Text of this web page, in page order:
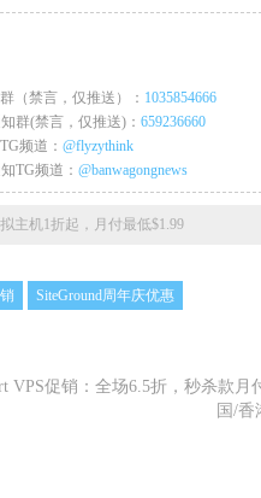
（禁言，仅推送）： 1035854666
群(禁言，仅推送)： 659236660
频道： @flyzythink
TG频道： @banwagongnews
主机1折起，月付最低$1.99
SiteGround周年庆优惠
VPS促销：全场6.5折，秒杀款月
国/香